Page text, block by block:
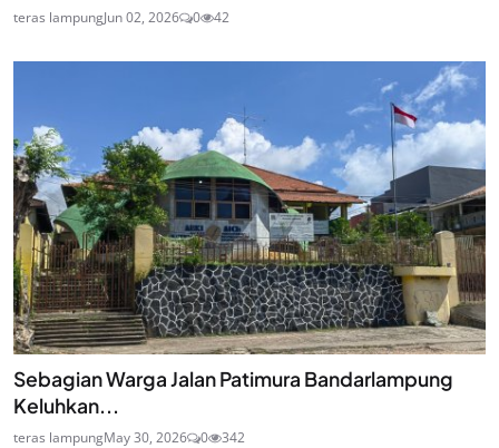
teras lampungJun 02, 2026 0 42
Sebagian Warga Jalan Patimura Bandarlampung
Keluhkan...
teras lampungMay 30, 2026 0 342